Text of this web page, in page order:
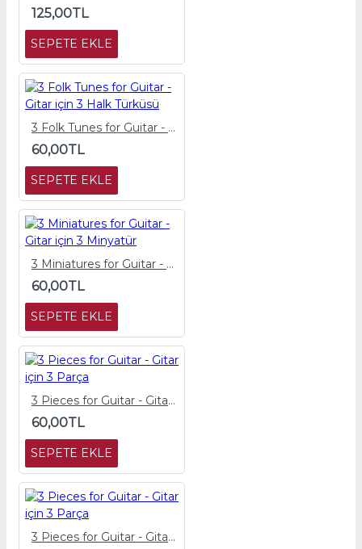
125,00TL
SEPETE EKLE
3 Folk Tunes for Guitar - Gitar için 3 Halk Türküsü
60,00TL
SEPETE EKLE
3 Miniatures for Guitar - Gitar için 3 Minyatür
60,00TL
SEPETE EKLE
3 Pieces for Guitar - Gitar için 3 Parça
60,00TL
SEPETE EKLE
3 Pieces for Guitar - Gitar için 3 Parça